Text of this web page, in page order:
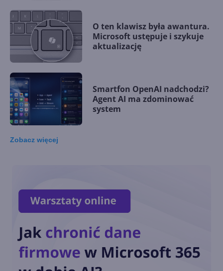
O ten klawisz była awantura.
Microsoft ustępuje i szykuje
aktualizację
Smartfon OpenAI nadchodzi?
Agent AI ma zdominować
system
Generatywna AI na co
czwartym laptopie w 2024 r.
Kiedy zdominuje rynek?
Zobacz więcej